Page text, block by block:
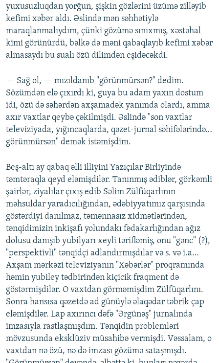
yuxusuzluqdan yorğun, şişkin gözlərini üzümə zilləyib
kefimi xəbər aldı. Əslində mən səhhətiylə
maraqlanmalıydım, çünki gözümə sınıxmış, xəstəhal
kimi görünürdü, bəlkə də məni qabaqlayıb kefimi xəbər
almasaydı bu sualı özü dilimdən eşidəcəkdi.
— Sağ ol, — mızıldanıb "görünmürsən?" dedim.
Sözümdən elə çıxırdı ki, guya bu adam yaxın dostum
idi, özü də səhərdən axşamadək yanımda olardı, amma
axır vaxtlar qeybə çəkilmişdi. Əslində "son vaxtlar
televiziyada, yığıncaqlarda, qəzet-jurnal səhifələrində…
görünmürsən" demək istəmişdim.
Beş-altı ay qabaq əlli illiyini Yazıçılar Birliyində
təmtəraqla qeyd eləmişdilər. Tanınmış ədiblər, görkəmli
şairlər, ziyalılar çıxış edib Səlim Zülfüqarlının
məhsuldar yaradıcılığından, ədəbiyyatımız qarşısında
göstərdiyi danılmaz, təmənnasız xidmətlərindən,
tənqidimizin inkişafı yolundakı fədakarlığından ağız
dolusu danışıb yubilyarı xeyli tərifləmiş, onu "gənc" (?),
"perspektivli" tənqidçi adlandırmışdılar və s. və i.a…
Axşam mərkəzi televiziyanın "Xəbərlər" proqramında
həmin yubiley tədbirindən kiçicik fraqment də
göstərmişdilər. O vaxtdan görməmişdim Zülfüqarlını.
Sonra hansısa qəzetdə ad günüylə əlaqədar təbrik çap
eləmişdilər. Lap axırıncı dəfə "Ərgünəş" jurnalında
imzasıyla rastlaşmışdım. Tənqidin problemləri
mövzusunda eksklüziv müsahibə vermişdi. Vəssalam, o
vaxtdan nə özü, nə də imzası gözümə sataşmışdı.